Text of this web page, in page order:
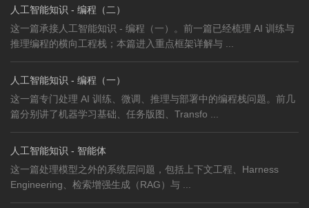
人工智能知识 - 编程（二）
这一篇承接人工智能知识 - 编程（一）。前一篇已经梳理 AI 训练与
推理编程的横向工程栈；本篇进入重点框架详解与 ...
人工智能知识 - 编程（一）
这一篇专门处理 AI 训练、微调、推理与部署中的编程栈问题。前几
篇分别讲了机器学习基础、任务版图、Transfo ...
人工智能知识 - 智能体
这一篇处理模型之外的系统层问题，包括上下文工程、Harness
Engineering、检索增强生成（RAG）与 ...